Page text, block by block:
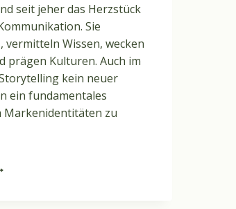
seit jeher das Herzstück
Sie
vermitteln Wissen, wecken
prägen Kulturen. Auch im
kein neuer
ein fundamentales
Markenidentitäten zu